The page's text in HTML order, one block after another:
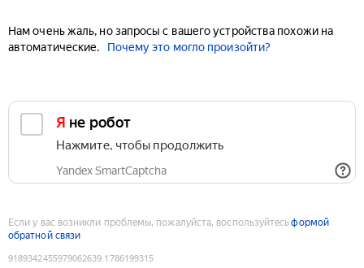
Нам очень жаль, но запросы с вашего устройства похожи на
автоматические.
Почему это могло произойти?
Я не робот
Нажмите, чтобы продолжить
Yandex SmartCaptcha
Если у вас возникли проблемы, пожалуйста, воспользуйтесьформой
обратной связи
9189342455979062639:1786199315